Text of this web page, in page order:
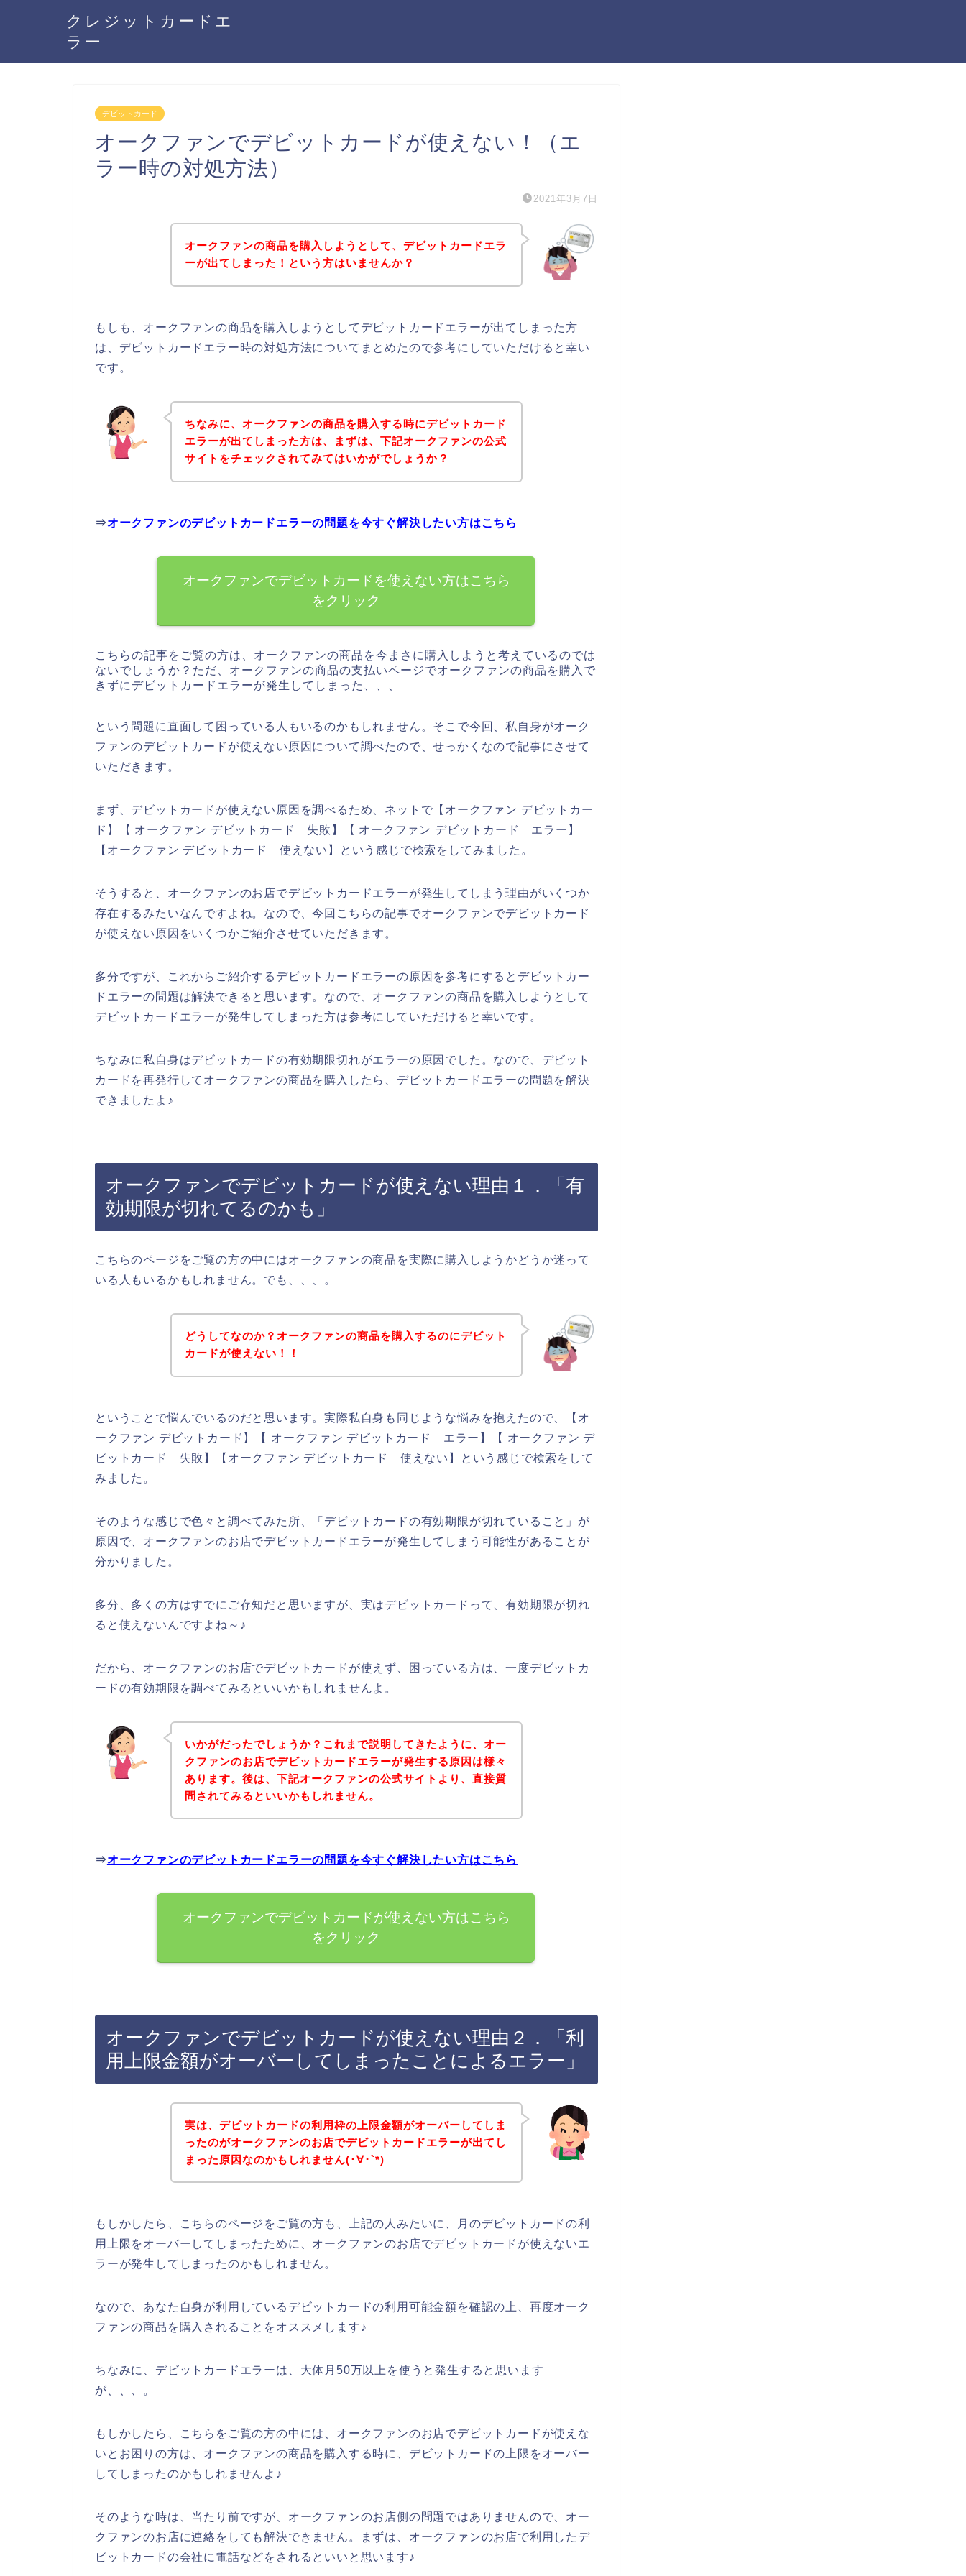
クレジットカードエ
ラー
デビットカード
オークファンでデビットカードが使えない！（エ
ラー時の対処方法）
2021年3月7日
オークファンの商品を購入しようとして、デビットカードエラ
ーが出てしまった！という方はいませんか？
もしも、オークファンの商品を購入しようとしてデビットカードエラーが出てしまった方
は、デビットカードエラー時の対処方法についてまとめたので参考にしていただけると幸い
です。
ちなみに、オークファンの商品を購入する時にデビットカード
エラーが出てしまった方は、まずは、下記オークファンの公式
サイトをチェックされてみてはいかがでしょうか？
⇒オークファンのデビットカードエラーの問題を今すぐ解決したい方はこちら
オークファンでデビットカードを使えない方はこちら
をクリック
こちらの記事をご覧の方は、オークファンの商品を今まさに購入しようと考えているのでは
ないでしょうか？ただ、オークファンの商品の支払いページでオークファンの商品を購入で
きずにデビットカードエラーが発生してしまった、、、
という問題に直面して困っている人もいるのかもしれません。そこで今回、私自身がオーク
ファンのデビットカードが使えない原因について調べたので、せっかくなので記事にさせて
いただきます。
まず、デビットカードが使えない原因を調べるため、ネットで【オークファン デビットカー
ド】【 オークファン デビットカード 失敗】【 オークファン デビットカード エラー】
【オークファン デビットカード 使えない】という感じで検索をしてみました。
そうすると、オークファンのお店でデビットカードエラーが発生してしまう理由がいくつか
存在するみたいなんですよね。なので、今回こちらの記事でオークファンでデビットカード
が使えない原因をいくつかご紹介させていただきます。
多分ですが、これからご紹介するデビットカードエラーの原因を参考にするとデビットカー
ドエラーの問題は解決できると思います。なので、オークファンの商品を購入しようとして
デビットカードエラーが発生してしまった方は参考にしていただけると幸いです。
ちなみに私自身はデビットカードの有効期限切れがエラーの原因でした。なので、デビット
カードを再発行してオークファンの商品を購入したら、デビットカードエラーの問題を解決
できましたよ♪
オークファンでデビットカードが使えない理由１．「有
効期限が切れてるのかも」
こちらのページをご覧の方の中にはオークファンの商品を実際に購入しようかどうか迷って
いる人もいるかもしれません。でも、、、。
どうしてなのか？オークファンの商品を購入するのにデビット
カードが使えない！！
ということで悩んでいるのだと思います。実際私自身も同じような悩みを抱えたので、【オ
ークファン デビットカード】【 オークファン デビットカード エラー】【 オークファン デ
ビットカード 失敗】【オークファン デビットカード 使えない】という感じで検索をして
みました。
そのような感じで色々と調べてみた所、「デビットカードの有効期限が切れていること」が
原因で、オークファンのお店でデビットカードエラーが発生してしまう可能性があることが
分かりました。
多分、多くの方はすでにご存知だと思いますが、実はデビットカードって、有効期限が切れ
ると使えないんですよね～♪
だから、オークファンのお店でデビットカードが使えず、困っている方は、一度デビットカ
ードの有効期限を調べてみるといいかもしれませんよ。
いかがだったでしょうか？これまで説明してきたように、オー
クファンのお店でデビットカードエラーが発生する原因は様々
あります。後は、下記オークファンの公式サイトより、直接質
問されてみるといいかもしれません。
⇒オークファンのデビットカードエラーの問題を今すぐ解決したい方はこちら
オークファンでデビットカードが使えない方はこちら
をクリック
オークファンでデビットカードが使えない理由２．「利
用上限金額がオーバーしてしまったことによるエラー」
実は、デビットカードの利用枠の上限金額がオーバーしてしま
ったのがオークファンのお店でデビットカードエラーが出てし
まった原因なのかもしれません(･∀･`*)
もしかしたら、こちらのページをご覧の方も、上記の人みたいに、月のデビットカードの利
用上限をオーバーしてしまったために、オークファンのお店でデビットカードが使えないエ
ラーが発生してしまったのかもしれません。
なので、あなた自身が利用しているデビットカードの利用可能金額を確認の上、再度オーク
ファンの商品を購入されることをオススメします♪
ちなみに、デビットカードエラーは、大体月50万以上を使うと発生すると思います
が、、、。
もしかしたら、こちらをご覧の方の中には、オークファンのお店でデビットカードが使えな
いとお困りの方は、オークファンの商品を購入する時に、デビットカードの上限をオーバー
してしまったのかもしれませんよ♪
そのような時は、当たり前ですが、オークファンのお店側の問題ではありませんので、オー
クファンのお店に連絡をしても解決できません。まずは、オークファンのお店で利用したデ
ビットカードの会社に電話などをされるといいと思います♪